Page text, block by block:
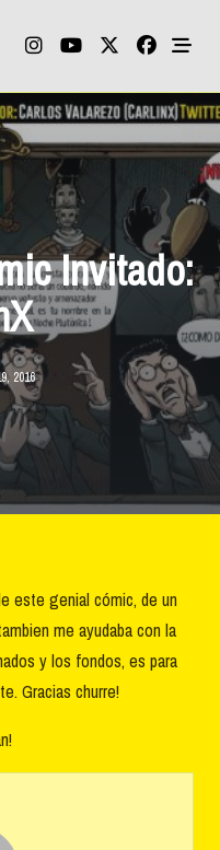
Invitado:
2016
este genial cómic, de un
me ayudaba con la
y los fondos, es para
Gracias churre!